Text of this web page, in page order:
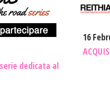
dedicata al
16